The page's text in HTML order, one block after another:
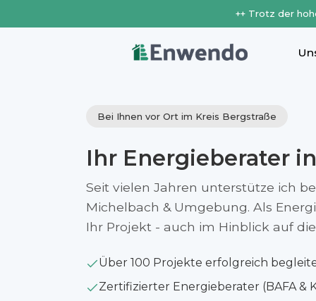
++ Trotz der
Bei Ihnen vor Ort im Kreis Bergstraße
Ihr Energieberater
Seit vielen Jahren unterstütze ich
Michelbach & Umgebung. Als
Ihr Projekt - auch im Hinblick auf
Über 100 Projekte erfolgreich
Zertifizierter Energieberater (BAFA &